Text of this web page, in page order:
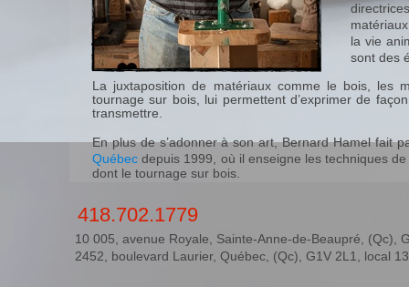
la vie
sont des
La juxtaposition de matériaux comme le bois, les
tournage sur bois, lui permettent d’exprimer de
transmettre.
En plus de s’adonner à son art, Bernard Hamel fait
Québec depuis 1999, où il enseigne les techniques
dont le tournage sur bois.
10 005, avenue Royale, Sainte-Anne-de-Beaupré, (Qc),
2452, boulevard Laurier, Québec, (Qc), G1V 2L1, local
418.702.1779